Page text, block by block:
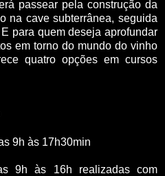
passear pela construção da
na cave subterrânea, seguida
para quem deseja aprofundar
em torno do mundo do vinho
quatro opções em cursos
9h às 17h30min
9h às 16h realizadas com